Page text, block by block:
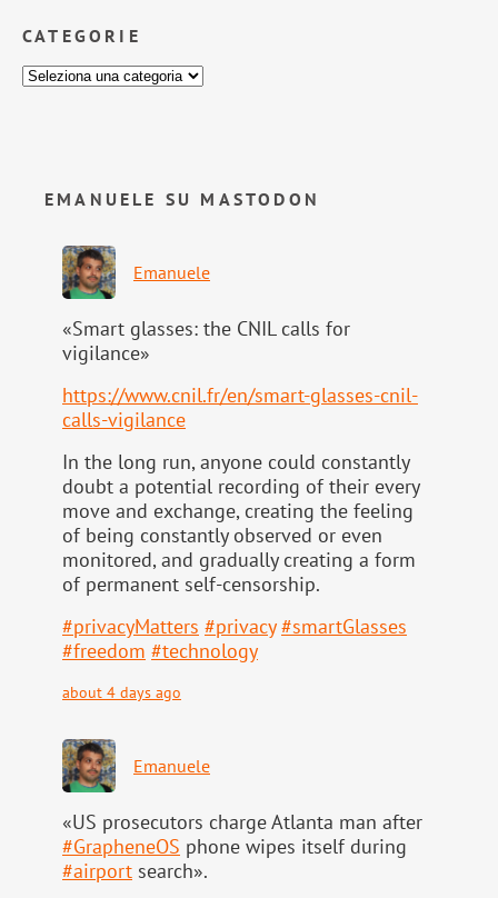
CATEGORIE
EMANUELE SU MASTODON
Emanuele
«Smart glasses: the CNIL calls for
vigilance»
https://www.cnil.fr/en/smart-glasses-cnil-
calls-vigilance
In the long run, anyone could constantly
doubt a potential recording of their every
move and exchange, creating the feeling
of being constantly observed or even
monitored, and gradually creating a form
of permanent self-censorship.
#privacyMatters #privacy #smartGlasses
#freedom #technology
about 4 days ago
Emanuele
«US prosecutors charge Atlanta man after
#GrapheneOS phone wipes itself during
#airport search».